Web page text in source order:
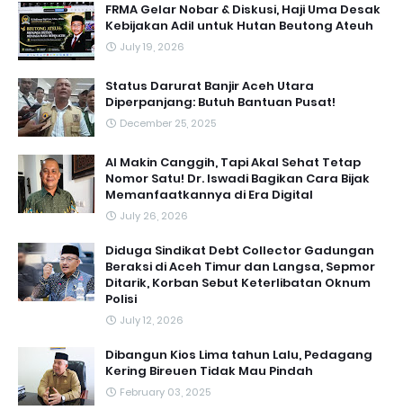
FRMA Gelar Nobar & Diskusi, Haji Uma Desak
Kebijakan Adil untuk Hutan Beutong Ateuh
July 19, 2026
Status Darurat Banjir Aceh Utara
Diperpanjang: Butuh Bantuan Pusat!
December 25, 2025
AI Makin Canggih, Tapi Akal Sehat Tetap
Nomor Satu! Dr. Iswadi Bagikan Cara Bijak
Memanfaatkannya di Era Digital
July 26, 2026
Diduga Sindikat Debt Collector Gadungan
Beraksi di Aceh Timur dan Langsa, Sepmor
Ditarik, Korban Sebut Keterlibatan Oknum
Polisi
July 12, 2026
Dibangun Kios Lima tahun Lalu, Pedagang
Kering Bireuen Tidak Mau Pindah
February 03, 2025